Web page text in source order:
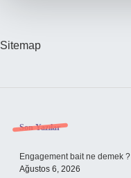
Sitemap
Sidebar
Son Yazılar
Engagement bait ne demek ?
Ağustos 6, 2026